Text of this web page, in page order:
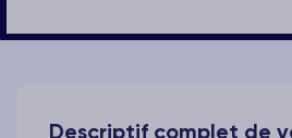
Descriptif complet de